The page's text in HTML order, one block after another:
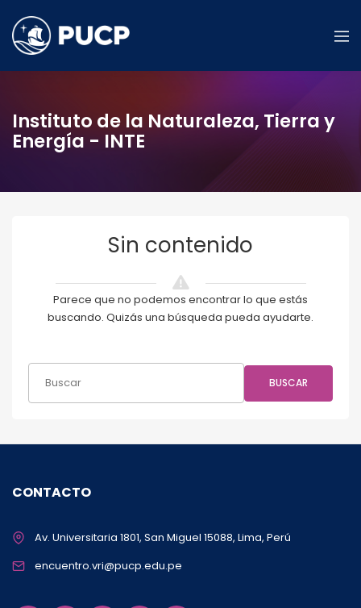
Instituto de la Naturaleza, Tierra y
Energía - INTE
Sin contenido
Parece que no podemos encontrar lo que estás
buscando. Quizás una búsqueda pueda ayudarte.
BUSCAR
CONTACTO
Av. Universitaria 1801, San Miguel 15088, Lima, Perú
encuentro.vri@pucp.edu.pe